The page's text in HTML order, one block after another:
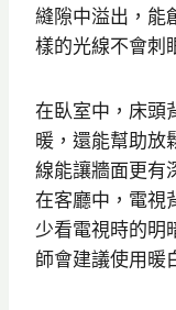
縫隙中溢出，能
樣的光線不會刺
在臥室中，床頭
暖，還能幫助放
線能讓牆面更有
在客廳中，電視
少看電視時的明
師會建議使用暖